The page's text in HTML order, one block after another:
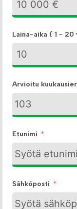
Laina-aika ( 1 - 20
Arvioitu
Etunimi
Sähköposti